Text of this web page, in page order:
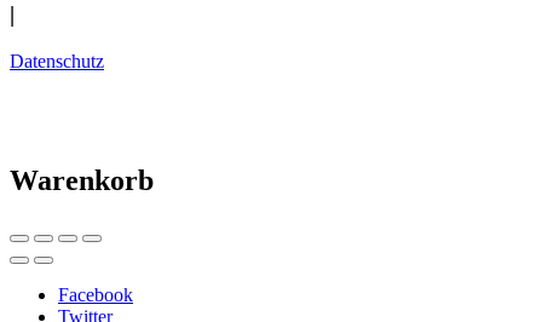
|
Datenschutz
Warenkorb
Facebook
Twitter